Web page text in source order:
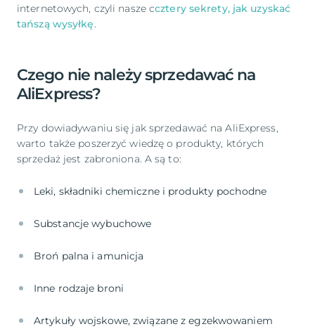
internetowych, czyli nasze ccztery sekrety, jak uzyskać
tańszą wysyłkę.
Czego nie należy sprzedawać na
AliExpress?
Przy dowiadywaniu się jak sprzedawać na AliExpress,
warto także poszerzyć wiedzę o produkty, których
sprzedaż jest zabroniona. A są to:
Artykuły wojskowe, związane z egzekwowaniem